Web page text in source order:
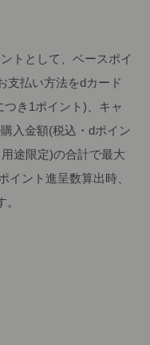
トとして、ベースポイ
支払い方法をdカード
き1ポイント)、キャ
入金額(税込・dポイン
途限定)の合計で最大
イント進呈数算出時、